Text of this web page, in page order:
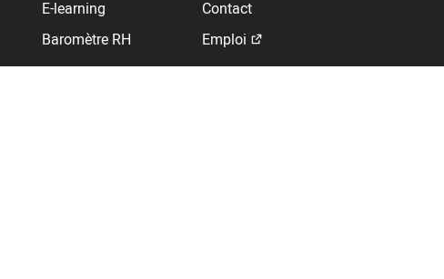
E-learning
Baromètre RH
Contact
Emploi